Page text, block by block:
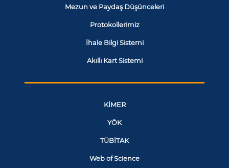
Mezun ve Paydaş Düşünceleri
Protokollerimiz
İhale Bilgi Sistemi
Akıllı Kart Sistemi
KİMER
YÖK
TÜBİTAK
Web of Science